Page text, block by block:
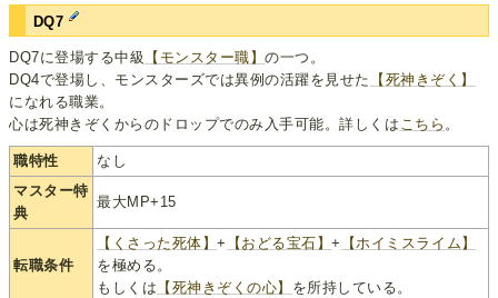
DQ7
DQ7に登場する中級 【モンスター職】の一つ。
DQ4で登場し、モンスターズでは異例の活躍を見せた
【死神きぞく】
になれる職業。
心は死神きぞくからのドロップでのみ入手可能。詳しくは こちら 。
職特性
なし
マスター特
典
最大MP+15
転職条件
【くさった死体】+ 【おどる宝石】+
【ホイミスライム】
を極める。
もしくは 【死神きぞくの心】 を所持している。